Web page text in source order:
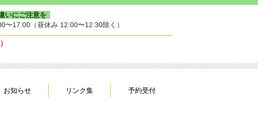
いにご注意を
〜17:00（昼休み 12:00〜12:30除く）
お知らせ リンク集 予約受付